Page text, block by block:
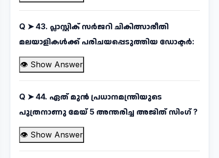
Q ➤43. പ്ലാസ്റ്റിക് സർജറി ചികിത്സാരീതി
മലയാളികൾക്ക് പരിചയപ്പെടുത്തിയ ഡോക്ടർ:
👁 Show Answer
Q ➤44. ഏത് മുൻ പ്രധാനമന്ത്രിയുടെ
പുത്രനാണു മേയ് 5 അന്തരിച്ച അജിത് സിംഗ് ?
👁 Show Answer